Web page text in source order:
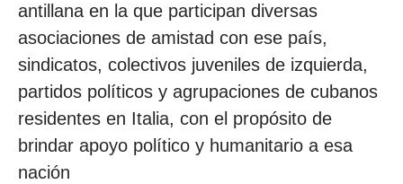
antillana en la que participan diversas
asociaciones de amistad con ese país,
sindicatos, colectivos juveniles de izquierda,
partidos políticos y agrupaciones de cubanos
residentes en Italia, con el propósito de
brindar apoyo político y humanitario a esa
nación